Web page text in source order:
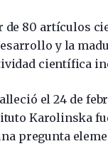
de 80 artículos
y la
científica
el 24 de
Karolinska
pregunta